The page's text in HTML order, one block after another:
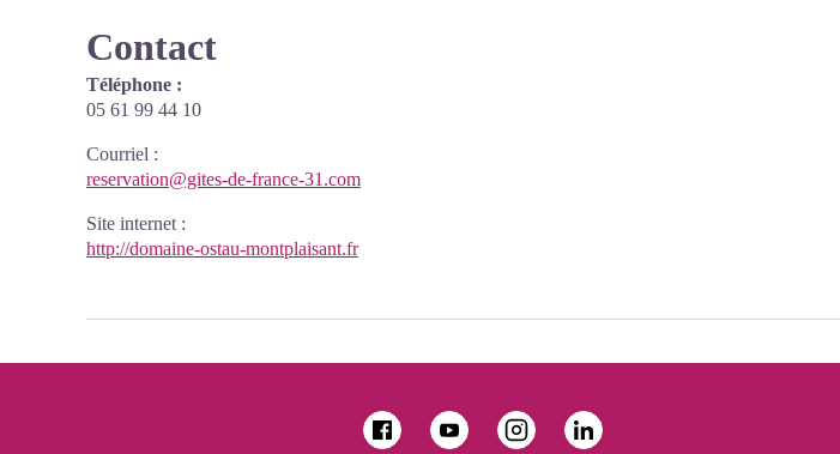
Contact
Téléphone :
05 61 99 44 10
Courriel :
reservation@gites-de-france-31.com
Site internet :
http://domaine-ostau-montplaisant.fr